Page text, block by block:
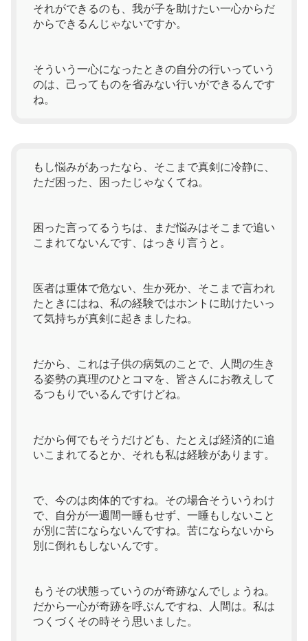
それができるのも、我が子を助けたい一心からだ
からできるんじゃないですか。
そういう一心になったときの自分の行いっていう
のは、己ってものを省みない行いができるんです
ね。
もし悩みがあったなら、そこまで真剣に冷静に、
ただ困った、困ったじゃなくてね。
困った言ってるうちは、まだ悩みはそこまで追い
こまれてないんです、はっきり言うと。
医者は重体で危ない、生か死か、そこまで言われ
たときにはね、私の経験ではホントに助けたいっ
て気持ちが真剣に起きましたね。
だから、これは子供の病気のことで、人間の生き
る姿勢の真理のひとコマを、皆さんにお教えして
るつもりでいるんですけどね。
だから何でもそうだけども、たとえば経済的に追
いこまれてるとか、それも私は経験があります。
で、今のは肉体的ですね。その場合そういうわけ
で、自分が一週間一睡もせず、一睡もしないこと
が別に苦にならないんですね。苦にならないから
別に倒れもしないんです。
もうその状態っていうのが奇跡なんでしょうね。
だから一心が奇跡を呼ぶんですね、人間は。私は
つくづくその時そう思いました。